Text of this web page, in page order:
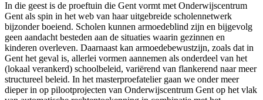
In die geest is de proeftuin die Gent vormt met Onderwijscentrum
Gent als spin in het web van haar uitgebreide scholennetwerk
bijzonder boeiend. Scholen kunnen armoedeblind zijn en bijgevolg
geen aandacht besteden aan de situaties waarin gezinnen en
kinderen overleven. Daarnaast kan armoedebewustzijn, zoals dat in
Gent het geval is, allerlei vormen aannemen als onderdeel van het
(lokaal verankerd) schoolbeleid, variërend van flankerend naar meer
structureel beleid. In het masterproefatelier gaan we onder meer
dieper in op pilootprojecten van Onderwijscentrum Gent op het vlak